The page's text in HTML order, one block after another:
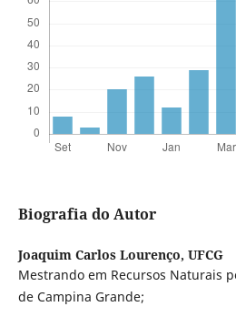
Biografia do Autor
Joaquim Carlos Lourenço, UFCG
Mestrando em Recursos Naturais
de Campina Grande;